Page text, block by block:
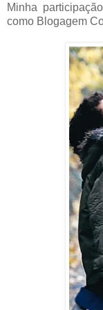
Minha
como Blogagem